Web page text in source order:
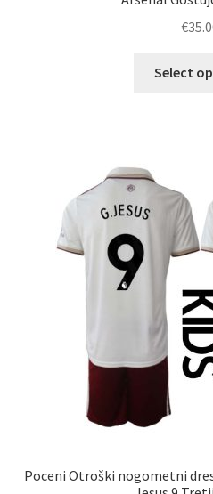
€
Select
Poceni Otroški nogometni